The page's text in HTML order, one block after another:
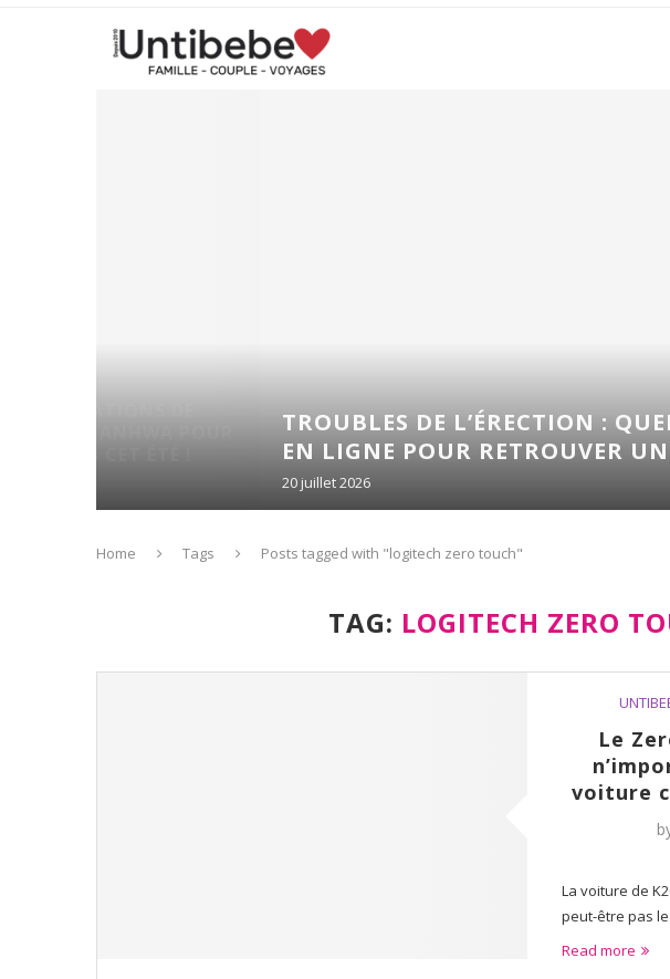
TROUBLES DE L’ÉRECTION : QUELLES
EN LIGNE POUR RETROUVER UNE
Home Tags Posts tagged with "logitech zero touch"
TAG: LOGITECH ZERO
Le
voiture
La voiture de
peut-être pas
Read more